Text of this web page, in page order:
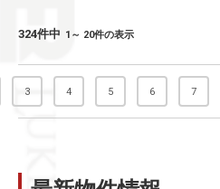
324件中 1～ 20件の表示
3 4 5 6 7